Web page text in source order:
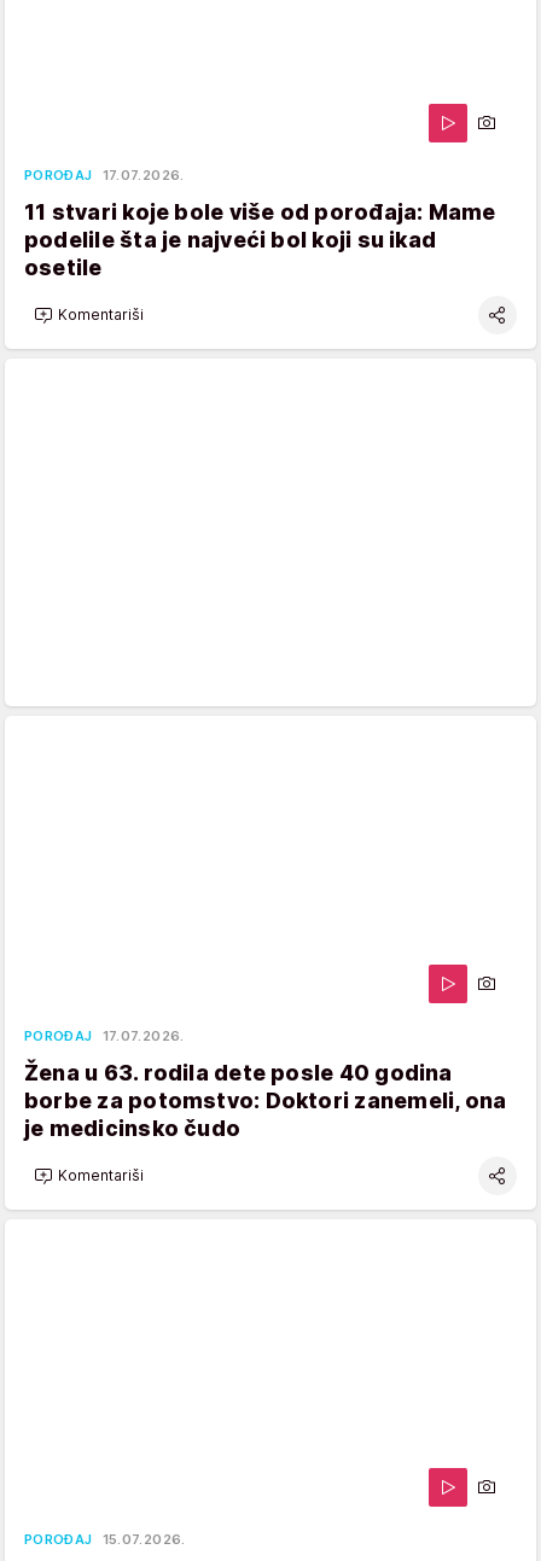
POROĐAJ 17.07.2026.
11 stvari koje bole više od porođaja: Mame
podelile šta je najveći bol koji su ikad
osetile
Komentariši
POROĐAJ 17.07.2026.
Žena u 63. rodila dete posle 40 godina
borbe za potomstvo: Doktori zanemeli, ona
je medicinsko čudo
Komentariši
POROĐAJ 15.07.2026.